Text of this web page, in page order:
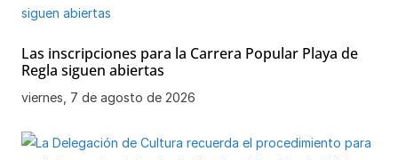
Las inscripciones para la Carrera Popular Playa de
Regla siguen abiertas
viernes, 7 de agosto de 2026